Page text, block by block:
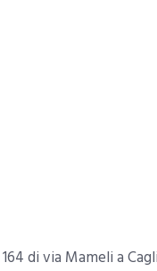
di via Mameli a